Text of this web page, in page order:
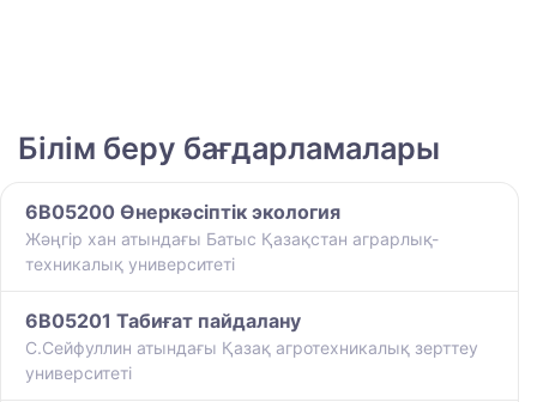
Білім беру бағдарламалары
6B05200 Өнеркәсіптік экология
Жәңгір хан атындағы Батыс Қазақстан аграрлық-
техникалық университеті
6B05201 Табиғат пайдалану
С.Сейфуллин атындағы Қазақ агротехникалық зерттеу
университеті